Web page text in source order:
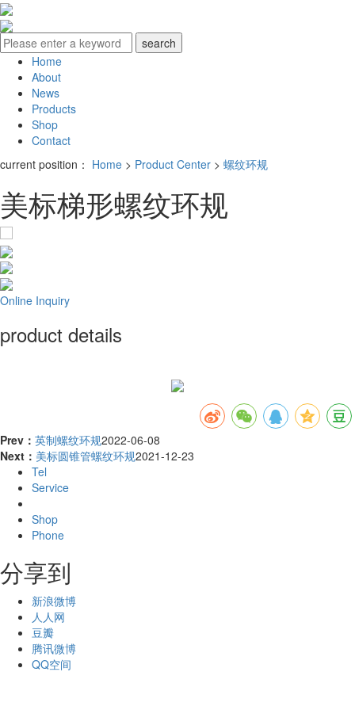
Home
About
News
Products
Shop
Contact
current position： Home > Product Center > 螺纹环规
美标梯形螺纹环规
Online Inquiry
product details
Prev： 英制螺纹环规2022-06-08
Next： 美标圆锥管螺纹环规2021-12-23
Tel
Service
Shop
Phone
分享到
新浪微博
人人网
豆瓣
腾讯微博
QQ空间